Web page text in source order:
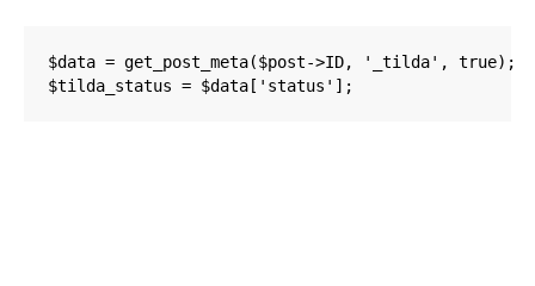
$data = get_post_meta($post->ID, '_tilda', true);
$tilda_status = $data['status'];